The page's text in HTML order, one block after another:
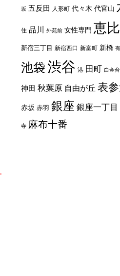
坂 五反田 人形町 代々木 代官山
住 品川 外苑前 女性専門 恵
新宿三丁目 新宿西口 新富町 新橋
池袋渋谷 港 田町 白金台
神田 秋葉原 自由が丘 表
赤坂 赤羽 銀座 銀座一丁目
寺 麻布十番